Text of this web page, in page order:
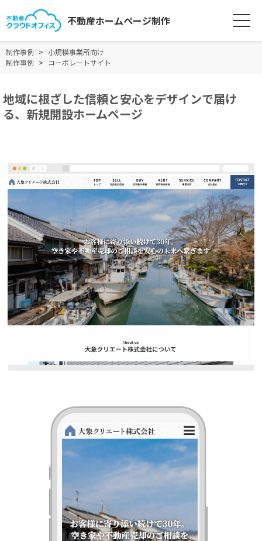
不動産ホームページ制作
制作事例
小規模事業所向け
制作事例
コーポレートサイト
地域に根ざした信頼と安心をデザインで届け
る、新規開設ホームページ